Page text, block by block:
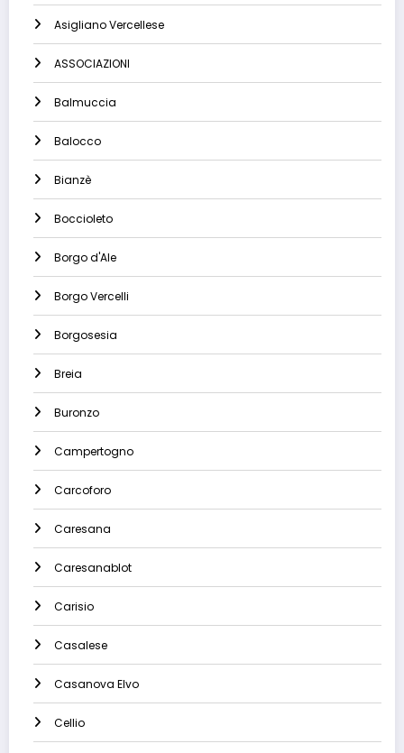
Asigliano Vercellese
ASSOCIAZIONI
Balmuccia
Balocco
Bianzè
Boccioleto
Borgo d'Ale
Borgo Vercelli
Borgosesia
Breia
Buronzo
Campertogno
Carcoforo
Caresana
Caresanablot
Carisio
Casalese
Casanova Elvo
Cellio